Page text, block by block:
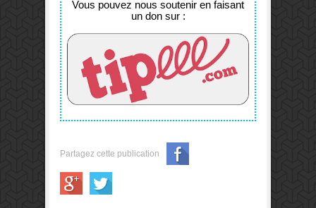
Vous pouvez nous soutenir en faisant
un don sur :
Partagez cette publication